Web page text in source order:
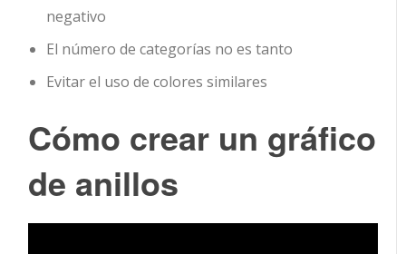
negativo
El número de categorías no es tanto
Evitar el uso de colores similares
Cómo crear un gráfico
de anillos